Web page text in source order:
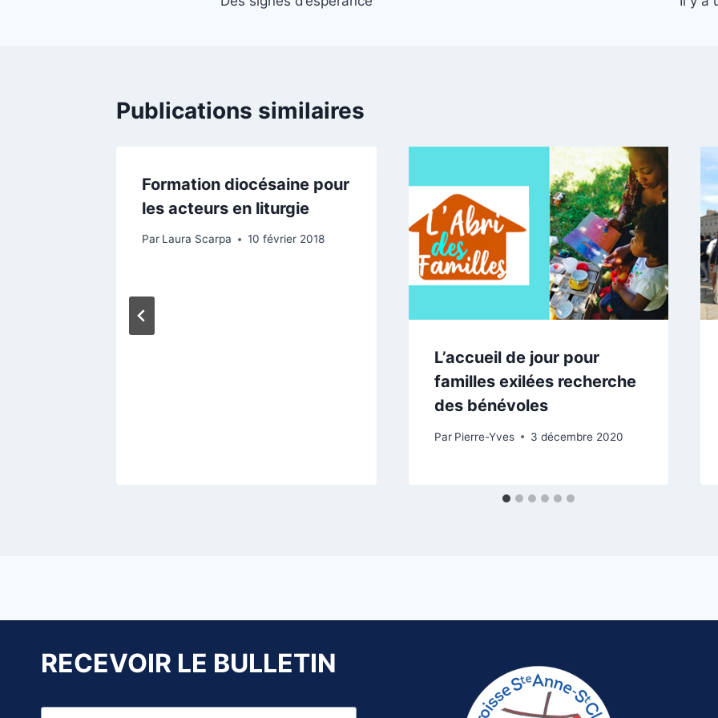
de
Publications similaires
Formation diocésaine pour
les acteurs en liturgie
Par Laura Scarpa 10 février 2018
L’accueil de jour pour
familles exilées recherche
des bénévoles
Par Pierre-Yves 3 décembre 2020
RECEVOIR LE BULLETIN